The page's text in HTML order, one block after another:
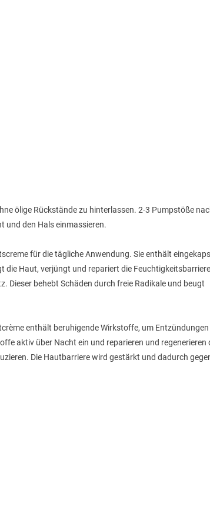
ölige Rückstände zu hinterlassen. 2-3 Pumpstöße
und den Hals einmassieren.
für die tägliche Anwendung. Sie enthält
Haut, verjüngt und repariert die
Dieser behebt Schäden durch freie Radikale und beugt
enthält beruhigende Wirkstoffe, um Entzündungen
aktiv über Nacht ein und reparieren und regenerieren
Die Hautbarriere wird gestärkt und dadurch